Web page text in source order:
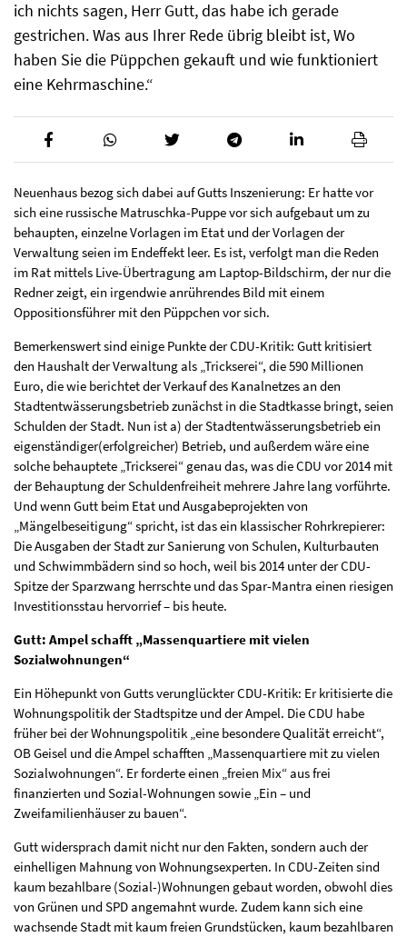
ich nichts sagen, Herr Gutt, das habe ich gerade
gestrichen. Was aus Ihrer Rede übrig bleibt ist, Wo
haben Sie die Püppchen gekauft und wie funktioniert
eine Kehrmaschine.“
Neuenhaus bezog sich dabei auf Gutts Inszenierung: Er hatte vor
sich eine russische Matruschka-Puppe vor sich aufgebaut um zu
behaupten, einzelne Vorlagen im Etat und der Vorlagen der
Verwaltung seien im Endeffekt leer. Es ist, verfolgt man die Reden
im Rat mittels Live-Übertragung am Laptop-Bildschirm, der nur die
Redner zeigt, ein irgendwie anrührendes Bild mit einem
Oppositionsführer mit den Püppchen vor sich.
Bemerkenswert sind einige Punkte der CDU-Kritik: Gutt kritisiert
den Haushalt der Verwaltung als „Trickserei“, die 590 Millionen
Euro, die wie berichtet der Verkauf des Kanalnetzes an den
Stadtentwässerungsbetrieb zunächst in die Stadtkasse bringt, seien
Schulden der Stadt. Nun ist a) der Stadtentwässerungsbetrieb ein
eigenständiger(erfolgreicher) Betrieb, und außerdem wäre eine
solche behauptete „Trickserei“ genau das, was die CDU vor 2014 mit
der Behauptung der Schuldenfreiheit mehrere Jahre lang vorführte.
Und wenn Gutt beim Etat und Ausgabeprojekten von
„Mängelbeseitigung“ spricht, ist das ein klassischer Rohrkrepierer:
Die Ausgaben der Stadt zur Sanierung von Schulen, Kulturbauten
und Schwimmbädern sind so hoch, weil bis 2014 unter der CDU-
Spitze der Sparzwang herrschte und das Spar-Mantra einen riesigen
Investitionsstau hervorrief – bis heute.
Gutt: Ampel schafft „Massenquartiere mit vielen
Sozialwohnungen“
Ein Höhepunkt von Gutts verunglückter CDU-Kritik: Er kritisierte die
Wohnungspolitik der Stadtspitze und der Ampel. Die CDU habe
früher bei der Wohnungspolitik „eine besondere Qualität erreicht“,
OB Geisel und die Ampel schafften „Massenquartiere mit zu vielen
Sozialwohnungen“. Er forderte einen „freien Mix“ aus frei
finanzierten und Sozial-Wohnungen sowie „Ein – und
Zweifamilienhäuser zu bauen“.
Gutt widersprach damit nicht nur den Fakten, sondern auch der
einhelligen Mahnung von Wohnungsexperten. In CDU-Zeiten sind
kaum bezahlbare (Sozial-)Wohnungen gebaut worden, obwohl dies
von Grünen und SPD angemahnt wurde. Zudem kann sich eine
wachsende Stadt mit kaum freien Grundstücken, kaum bezahlbaren